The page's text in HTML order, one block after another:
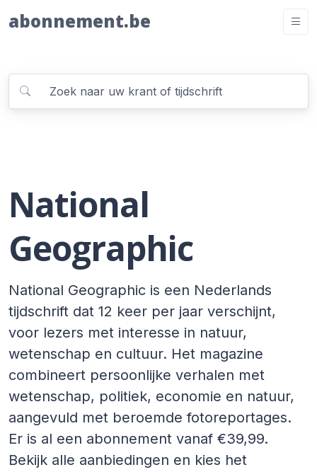
abonnement.be
National
Geographic
National Geographic is een Nederlands
tijdschrift dat 12 keer per jaar verschijnt,
voor lezers met interesse in natuur,
wetenschap en cultuur. Het magazine
combineert persoonlijke verhalen met
wetenschap, politiek, economie en natuur,
aangevuld met beroemde fotoreportages.
Er is al een abonnement vanaf €39,99.
Bekijk alle aanbiedingen en kies het